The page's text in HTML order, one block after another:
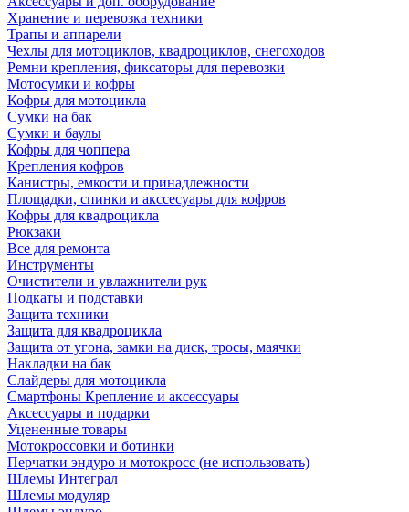
Хранение и перевозка техники
Трапы и аппарели
Чехлы для мотоциклов, квадроциклов, снегоходов
Ремни крепления, фиксаторы для перевозки
Мотосумки и кофры
Кофры для мотоцикла
Сумки на бак
Сумки и баулы
Кофры для чоппера
Крепления кофров
Канистры, емкости и принадлежности
Площадки, спинки и акссесуары для кофров
Кофры для квадроцикла
Рюкзаки
Все для ремонта
Инструменты
Очистители и увлажнители рук
Подкаты и подставки
Защита техники
Защита для квадроцикла
Защита от угона, замки на диск, тросы, маячки
Накладки на бак
Слайдеры для мотоцикла
Смартфоны Крепление и аксессуары
Аксессуары и подарки
Уцененные товары
Мотокроссовки и ботинки
Перчатки эндуро и мотокросс (не использовать)
Шлемы Интеграл
Шлемы модуляр